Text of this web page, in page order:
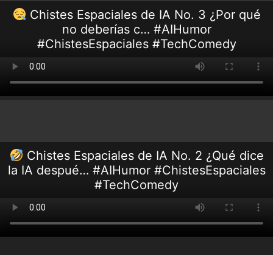
Chistes Espaciales de IA No. 3 ¿Por qué
no deberías c… #AIHumor
#ChistesEspaciales #TechComedy
Chistes Espaciales de IA No. 2 ¿Qué dice
la IA despué… #AIHumor #ChistesEspaciales
#TechComedy